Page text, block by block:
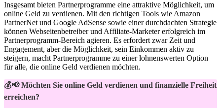
Insgesamt ⁣bieten Partnerprogramme eine attraktive Möglichkeit, um
online Geld zu verdienen. Mit ​den richtigen ‌Tools wie Amazon
⁣PartnerNet​ und Google AdSense sowie einer⁢ durchdachten Strategie
können Webseitenbetreiber und⁤ Affiliate-Marketer erfolgreich im
Partnerprogramm-Bereich ‍agieren. ‍Es erfordert zwar Zeit‍ und
Engagement, aber die Möglichkeit, sein Einkommen aktiv zu
steigern, macht Partnerprogramme zu einer lohnenswerten Option
für alle, ​die ‍online ⁤Geld verdienen​ möchten.
💰📢 Möchten Sie online Geld verdienen und finanzielle Freiheit
erreichen?